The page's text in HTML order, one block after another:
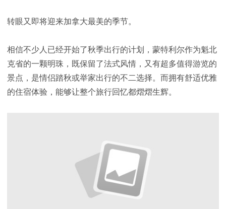
转眼又即将迎来加拿大最美的季节。
相信不少人已经开始了秋季出行的计划，蒙特利尔作为魁北
克省的一颗明珠，既保留了法式风情，又有超多值得游览的
景点，是情侣踏秋或举家出行的不二选择。而拥有舒适优雅
的住宿体验，能够让整个旅行回忆都熠熠生辉。